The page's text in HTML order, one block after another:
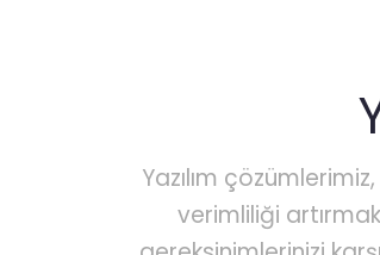
Yazılım
verimliliği